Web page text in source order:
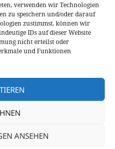
verwenden wir Technologien
zu speichern und/oder darauf
zustimmst, können wir
IDs auf dieser Website
nicht erteilst oder
und Funktionen
ANSEHEN
Kategorien
Events
CDI 4Matic
BMW M Korso